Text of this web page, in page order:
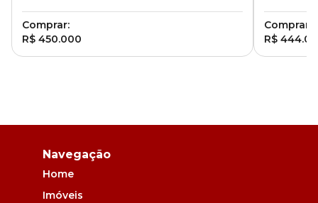
Comprar:
R$ 450.000
Comprar:
R$
Navegação
Home
Imóveis